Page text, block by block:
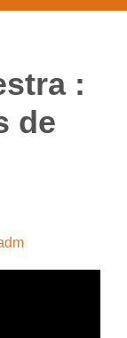
:
de